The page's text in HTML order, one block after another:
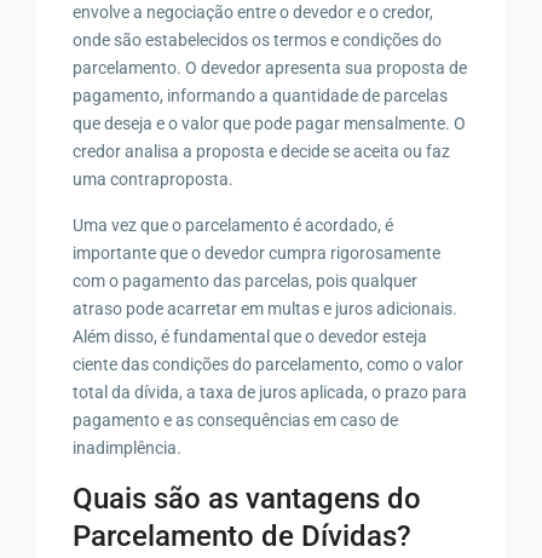
envolve a negociação entre o devedor e o credor,
onde são estabelecidos os termos e condições do
parcelamento. O devedor apresenta sua proposta de
pagamento, informando a quantidade de parcelas
que deseja e o valor que pode pagar mensalmente. O
credor analisa a proposta e decide se aceita ou faz
uma contraproposta.
Uma vez que o parcelamento é acordado, é
importante que o devedor cumpra rigorosamente
com o pagamento das parcelas, pois qualquer
atraso pode acarretar em multas e juros adicionais.
Além disso, é fundamental que o devedor esteja
ciente das condições do parcelamento, como o valor
total da dívida, a taxa de juros aplicada, o prazo para
pagamento e as consequências em caso de
inadimplência.
Quais são as vantagens do
Parcelamento de Dívidas?